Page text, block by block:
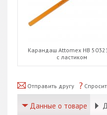
Карандаш Attomex HB
с ластиком
Отправить другу
Данные о товаре